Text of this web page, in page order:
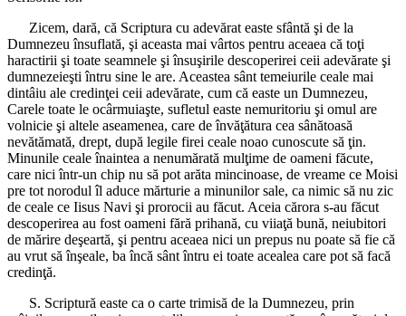
Zicem, dară, că Scriptura cu adevărat easte sfântă şi de la
Dumnezeu însuflată, şi aceasta mai vârtos pentru aceaea că toţi
haractirii şi toate seamnele şi însuşirile descoperirei ceii adevărate şi
dumnezeieşti întru sine le are. Aceastea sânt temeiurile ceale mai
dintâiu ale credinţei ceii adevărate, cum că easte un Dumnezeu,
Carele toate le ocârmuiaşte, sufletul easte nemuritoriu şi omul are
volnicie şi altele aseamenea, care de învăţătura cea sânătoasă
nevătămată, drept, după legile firei ceale noao cunoscute să ţin.
Minunile ceale înaintea a nenumărată mulţime de oameni făcute,
care nici într-un chip nu să pot arăta mincinoase, de vreame ce Moisi
pre tot norodul îl aduce mărturie a minunilor sale, ca nimic să nu zic
de ceale ce Iisus Navi şi prorocii au făcut. Aceia cărora s-au făcut
descoperirea au fost oameni fără prihană, cu viiaţă bună, neiubitori
de mărire deşeartă, şi pentru aceaea nici un prepus nu poate să fie că
au vrut să înşeale, ba încă sânt întru ei toate acealea care pot să facă
credinţă.
S. Scriptură easte ca o carte trimisă de la Dumnezeu, prin